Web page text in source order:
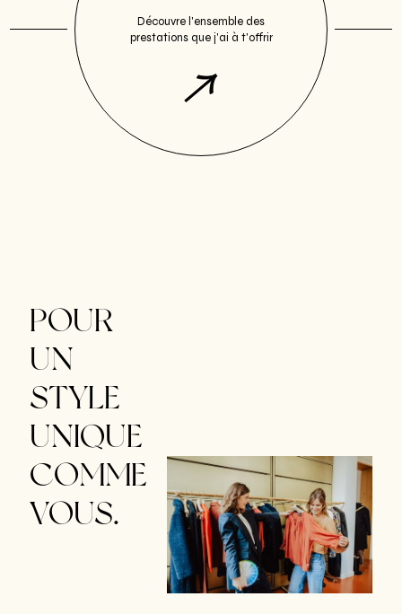
Découvre l'ensemble des
prestations que j'ai à t'offrir
POUR
UN
STYLE
UNIQUE
COMME
VOUS.